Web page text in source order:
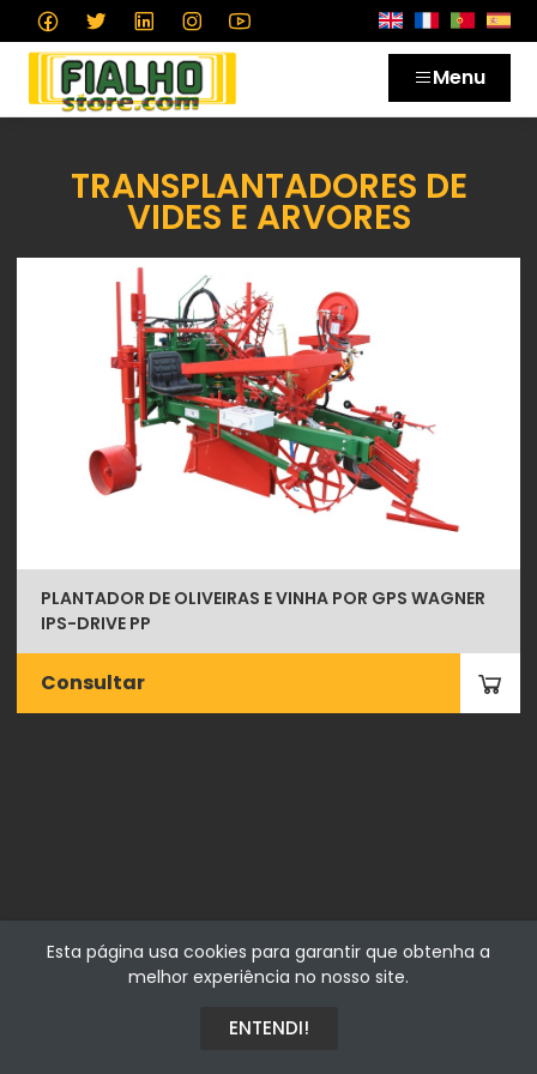
Menu
TRANSPLANTADORES DE
VIDES E ARVORES
PLANTADOR DE OLIVEIRAS E VINHA POR GPS WAGNER
IPS-DRIVE PP
Consultar
Fialhostore
Fialho & Irmão,Lda. | Horta de Barreiros 7005-208 Évora -
Esta página usa cookies para garantir que obtenha a
melhor experiência no nosso site.
ENTENDI!